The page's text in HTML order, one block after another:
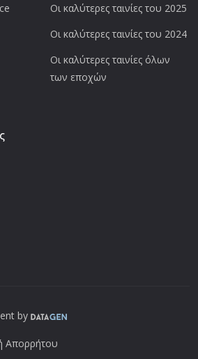
Οι καλύτερες ταινίες του 2025
Οι καλύτερες ταινίες του 2024
Οι καλύτερες ταινίες όλων
των εποχών
by
Απορρήτου